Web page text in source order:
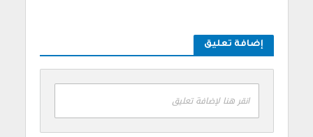
إضافة تعليق
انقر هنا لإضافة تعليق